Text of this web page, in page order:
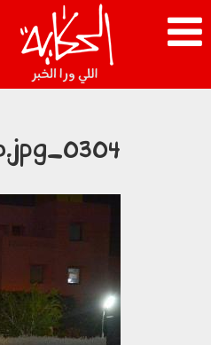
0304_009b.jpg